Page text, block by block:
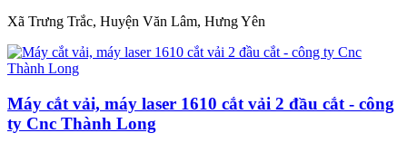
Xã Trưng Trắc, Huyện Văn Lâm, Hưng Yên
Máy cắt vải, máy laser 1610 cắt vải 2 đầu cắt - công
ty Cnc Thành Long